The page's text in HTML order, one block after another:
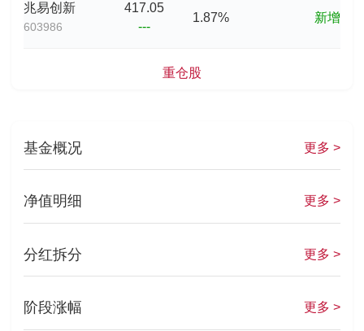
兆易创新
603986
417.05
---
1.87% 新增
重仓股
基金概况 更多 >
净值明细 更多 >
分红拆分 更多 >
阶段涨幅 更多 >